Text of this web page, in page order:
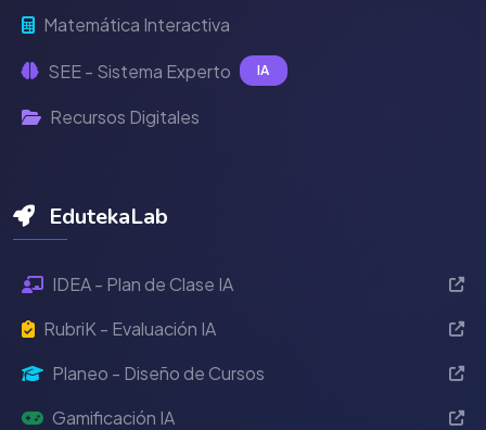
Matemática Interactiva
SEE - Sistema Experto IA
Recursos Digitales
EdutekaLab
IDEA - Plan de Clase IA
RubriK - Evaluación IA
Planeo - Diseño de Cursos
Gamificación IA